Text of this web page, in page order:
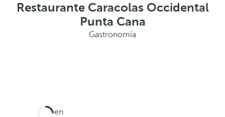
Restaurante Caracolas Occidental
Punta Cana
Gastronomía
Está en